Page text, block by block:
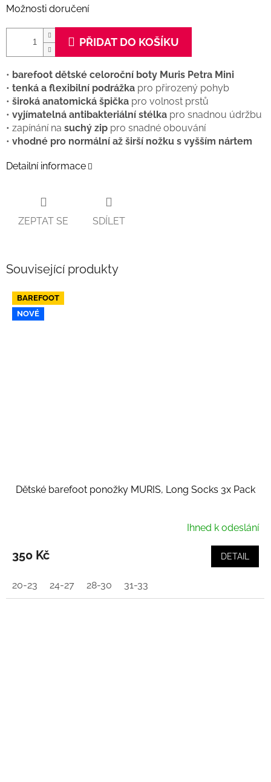
Možnosti doručení
PŘIDAT DO KOŠÍKU
• barefoot dětské celoroční boty Muris Petra Mini
• tenká a flexibilní podrážka pro přirozený pohyb
• široká anatomická špička pro volnost prstů
• vyjímatelná antibakteriální stélka pro snadnou údržbu
• zapínání na suchý zip pro snadné obouvání
• vhodné pro normální až širší nožku s vyšším nártem
Detailní informace
ZEPTAT SE SDÍLET
Související produkty
BAREFOOT
NOVÉ
Dětské barefoot ponožky MURIS, Long Socks 3x Pack
Ihned k odeslání
350 Kč DETAIL
20-23 24-27 28-30 31-33